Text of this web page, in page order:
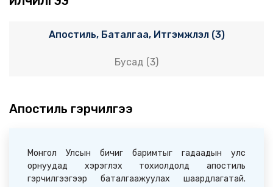
Апостиль, Баталгаа, Итгэмжлэл (3)
Бусад (3)
Апостиль гэрчилгээ
Монгол Улсын бичиг баримтыг гадаадын улс
орнуудад хэрэглэх тохиолдолд апостиль
гэрчилгээгээр баталгаажуулах шаардлагатай.